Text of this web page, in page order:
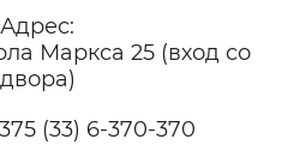
Адрес:
Маркса 25 (вход со
двора)
(33) 6-370-370